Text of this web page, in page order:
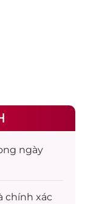
ngày
chính xác